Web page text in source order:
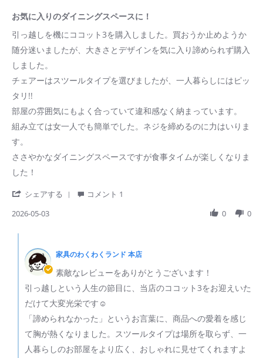
rating
5
お気に入りのダイニングスペースに！
Review
by
ご
購
入
者
様
on
3
May
2026
review
stating
お
気
に
入
り
の
ダ
イ
ニ
ン
グ
ス
ペ
ス
に！
引っ越しを機にココット3を購入しました。買おうか止めようか
随分迷いましたが、大きさとデザインを気に入り諦められず購入
しました。
チェアーはスツールタイプを選びましたが、一人暮らしにはピッ
タリ!!
部屋の雰囲気にもよく合っていて違和感なく納まっています。
組み立ては女一人でも簡単でした。ネジを締めるのに力はいりま
す。
ささやかなダイニングスペースですが食事タイムが楽しくなりま
した！
シェアする
入
様
on
3
May
2026
コメント 1
2026-05-03
0 0
ス
ト
の
有
Review
by
家具のわくわくランド 本店
素敵なレビューをありがとうございます！
引っ越しという人生の節目に、当店のココット3をお迎えいた
だけて大変光栄です☺️
「諦められなかった」というお言葉に、商品への愛着を感じ
て胸が熱くなりました。スツールタイプは場所を取らず、一
人暮らしのお部屋をより広く、おしゃれに見せてくれますよ